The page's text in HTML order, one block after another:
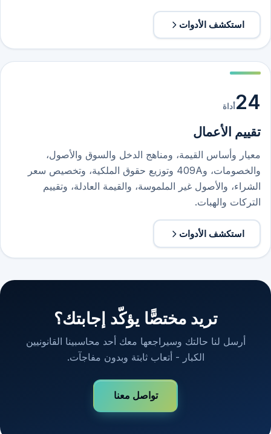
استكشف الأدوات
24 أداة
تقييم الأعمال
معيار وأساس القيمة، ومناهج الدخل والسوق والأصول،
والخصومات، و409A وتوزيع حقوق الملكية، وتخصيص سعر
الشراء، والأصول غير الملموسة، والقيمة العادلة، وتقييم
التركات والهبات.
استكشف الأدوات
تريد مختصًّا يؤكّد إجابتك؟
أرسل لنا حالتك وسيراجعها معك أحد محاسبينا القانونيين
الكبار - أتعاب ثابتة وبدون مفاجآت.
تواصل معنا